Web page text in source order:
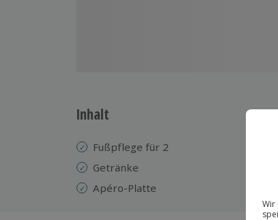
Inhalt
Fußpflege für 2
Getränke
Apéro-Platte